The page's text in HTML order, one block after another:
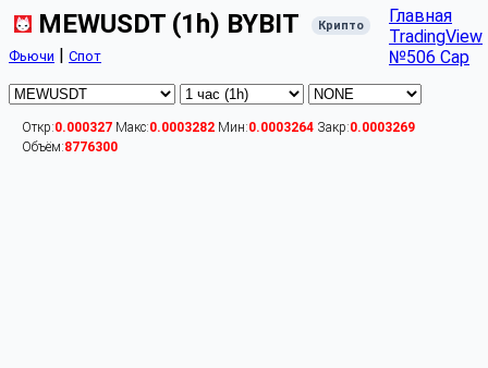
MEWUSDT (1h) BYBIT Крипто
Фьючи | Спот
Главная
TradingView
№506 Cap
Откр:0.000327 Макс:0.0003282 Мин:0.0003264 Закр:0.0003269
Объём:8776300